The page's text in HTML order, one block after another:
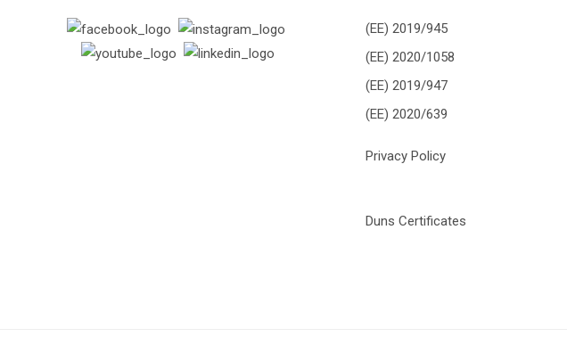
(ΕΕ) 2019/945
(ΕΕ) 2020/1058
(ΕΕ) 2019/947
(ΕΕ) 2020/639
Privacy Policy
Duns Certificates